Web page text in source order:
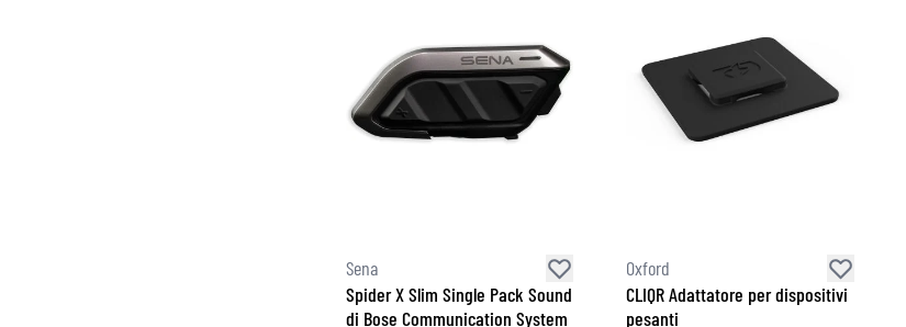
Sena
Spider X Slim Single Pack Sound
di Bose Communication System
Oxford
CLIQR Adattatore per dispositivi
pesanti